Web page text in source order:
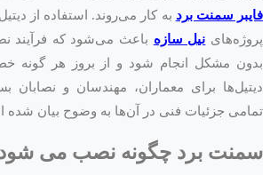
فایبر سمنت برد به کار می‌روند. استفاده از
پروژه‌های نیل سازه باعث می‌شود که فرآیند
بدون مشکل انجام شود و از بروز هر گونه
دیتیل‌ها برای معماران، مهندسان و نصابان
تمامی جزئیات فنی در آن‌ها به وضوح بیان
سمنت برد چگونه نصب می